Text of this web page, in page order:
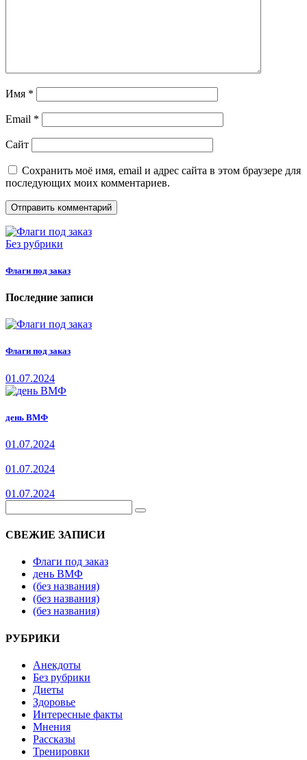
Имя *
Email *
Сайт
Сохранить моё имя, email и адрес сайта в этом браузере для
последующих моих комментариев.
Без рубрики
Флаги под заказ
Последние записи
Флаги под заказ
01.07.2024
день ВМФ
01.07.2024
01.07.2024
01.07.2024
СВЕЖИЕ ЗАПИСИ
Флаги под заказ
день ВМФ
(без названия)
(без названия)
(без названия)
РУБРИКИ
Анекдоты
Без рубрики
Диеты
Здоровье
Интересные факты
Мнения
Рассказы
Тренировки